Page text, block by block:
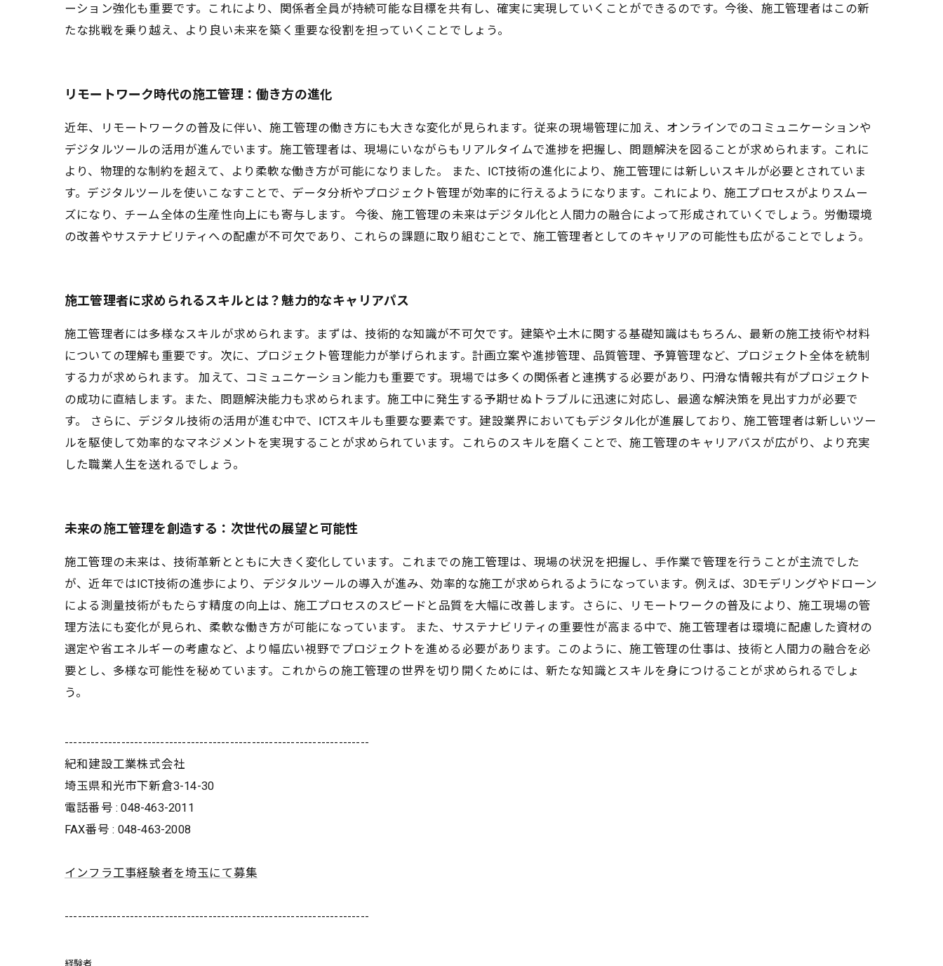
ーション強化も重要です。これにより、関係者全員が持続可能な目標を共有し、確実に実現していくことができるのです。今後、施工管理者はこの新
たな挑戦を乗り越え、より良い未来を築く重要な役割を担っていくことでしょう。
リモートワーク時代の施工管理：働き方の進化
近年、リモートワークの普及に伴い、施工管理の働き方にも大きな変化が見られます。従来の現場管理に加え、オンラインでのコミュニケーションや
デジタルツールの活用が進んでいます。施工管理者は、現場にいながらもリアルタイムで進捗を把握し、問題解決を図ることが求められます。これに
より、物理的な制約を超えて、より柔軟な働き方が可能になりました。 また、ICT技術の進化により、施工管理には新しいスキルが必要とされていま
す。デジタルツールを使いこなすことで、データ分析やプロジェクト管理が効率的に行えるようになります。これにより、施工プロセスがよりスムー
ズになり、チーム全体の生産性向上にも寄与します。 今後、施工管理の未来はデジタル化と人間力の融合によって形成されていくでしょう。労働環境
の改善やサステナビリティへの配慮が不可欠であり、これらの課題に取り組むことで、施工管理者としてのキャリアの可能性も広がることでしょう。
施工管理者に求められるスキルとは？魅力的なキャリアパス
施工管理者には多様なスキルが求められます。まずは、技術的な知識が不可欠です。建築や土木に関する基礎知識はもちろん、最新の施工技術や材料
についての理解も重要です。次に、プロジェクト管理能力が挙げられます。計画立案や進捗管理、品質管理、予算管理など、プロジェクト全体を統制
する力が求められます。 加えて、コミュニケーション能力も重要です。現場では多くの関係者と連携する必要があり、円滑な情報共有がプロジェクト
の成功に直結します。また、問題解決能力も求められます。施工中に発生する予期せぬトラブルに迅速に対応し、最適な解決策を見出す力が必要で
す。 さらに、デジタル技術の活用が進む中で、ICTスキルも重要な要素です。建設業界においてもデジタル化が進展しており、施工管理者は新しいツー
ルを駆使して効率的なマネジメントを実現することが求められています。これらのスキルを磨くことで、施工管理のキャリアパスが広がり、より充実
した職業人生を送れるでしょう。
未来の施工管理を創造する：次世代の展望と可能性
施工管理の未来は、技術革新とともに大きく変化しています。これまでの施工管理は、現場の状況を把握し、手作業で管理を行うことが主流でした
が、近年ではICT技術の進歩により、デジタルツールの導入が進み、効率的な施工が求められるようになっています。例えば、3Dモデリングやドローン
による測量技術がもたらす精度の向上は、施工プロセスのスピードと品質を大幅に改善します。さらに、リモートワークの普及により、施工現場の管
理方法にも変化が見られ、柔軟な働き方が可能になっています。 また、サステナビリティの重要性が高まる中で、施工管理者は環境に配慮した資材の
選定や省エネルギーの考慮など、より幅広い視野でプロジェクトを進める必要があります。このように、施工管理の仕事は、技術と人間力の融合を必
要とし、多様な可能性を秘めています。これからの施工管理の世界を切り開くためには、新たな知識とスキルを身につけることが求められるでしょ
う。
----------------------------------------------------------------------
紀和建設工業株式会社
埼玉県和光市下新倉3-14-30
電話番号 : 048-463-2011
FAX番号 : 048-463-2008
インフラ工事経験者を埼玉にて募集
----------------------------------------------------------------------
経験者